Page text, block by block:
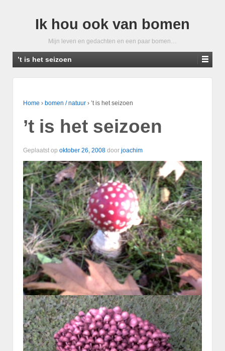
Ik hou ook van bomen
Mijn leven en gedachten en een paar bomen…
’t is het seizoen
Home › bomen / natuur › ’t is het seizoen
’t is het seizoen
Geplaatst op oktober 26, 2008 door joachim